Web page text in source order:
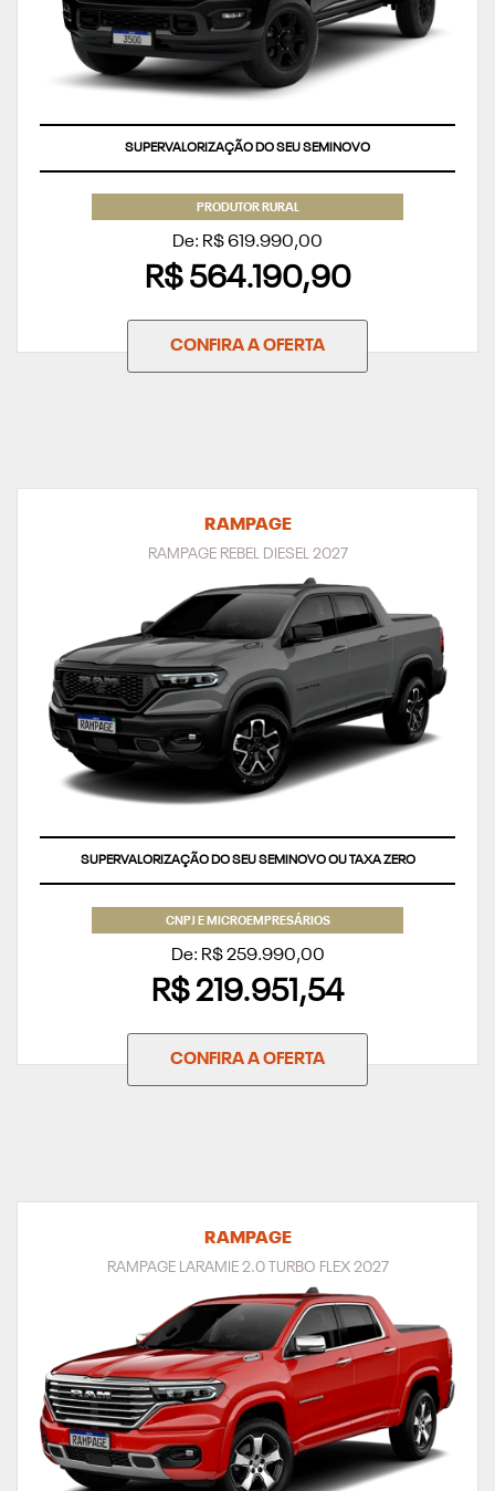
SUPERVALORIZAÇÃO DO SEU SEMINOVO
PRODUTOR RURAL
De: R$ 619.990,00
R$ 564.190,90
CONFIRA A OFERTA
RAMPAGE
RAMPAGE REBEL DIESEL 2027
SUPERVALORIZAÇÃO DO SEU SEMINOVO OU TAXA ZERO
CNPJ E MICROEMPRESÁRIOS
De: R$ 259.990,00
R$ 219.951,54
CONFIRA A OFERTA
RAMPAGE
RAMPAGE LARAMIE 2.0 TURBO FLEX 2027